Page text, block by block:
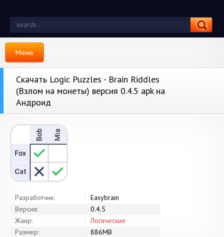
Меню
Скачать Logic Puzzles - Brain Riddles
(Взлом на монеты) версия 0.4.5 apk на
Андроид
Разработчик:
Easybrain
Версия:
0.4.5
Жанр:
Логические
Размер:
886MB